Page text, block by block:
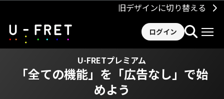
旧デザインに切り替える
ログイン
U-FRETプレミアム
「全ての機能」を 「広告なし」で始
めよう